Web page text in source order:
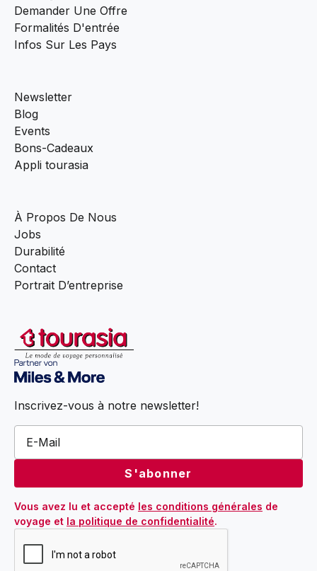
Demander Une Offre
Formalités D'entrée
Infos Sur Les Pays
Newsletter
Blog
Events
Bons-Cadeaux
Appli tourasia
À Propos De Nous
Jobs
Durabilité
Contact
Portrait D’entreprise
Inscrivez-vous à notre newsletter!
Vous avez lu et accepté les conditions générales de
voyage et la politique de confidentialité.